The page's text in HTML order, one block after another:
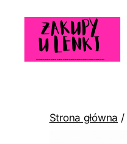
Strona główna /